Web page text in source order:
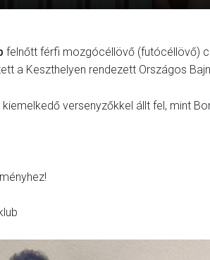
felnőtt férfi mozgócéllövő (futócéllövő)
a Keszthelyen rendezett Országos
versenyzőkkel állt fel, mint